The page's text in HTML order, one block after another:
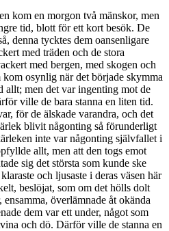
kom en morgon två mänskor, men
tid, blott för ett kort besök. De
denna tycktes dem oansenligare
med träden och de stora
med bergen, med skogen och
osynlig när det började skymma
allt; men det var ingenting mot de
ville de bara stanna en liten tid.
för de älskade varandra, och det
blivit någonting så förunderligt
inte var någonting självfallet i
allt, men att den togs emot
sig det största som kunde ske
och ljusaste i deras väsen här
beslöjat, som om det hölls dolt
överlämnade åt okända
dem var ett under, något som
och dö. Därför ville de stanna en